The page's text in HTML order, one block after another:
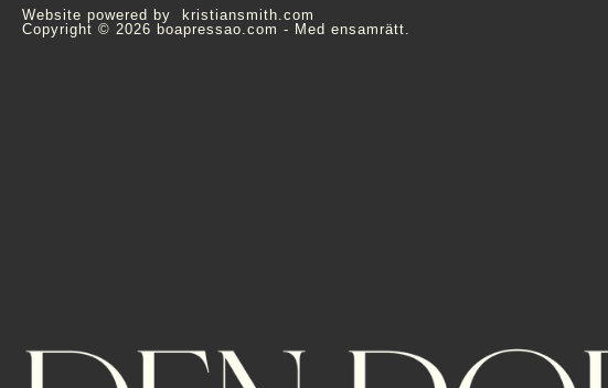
Website powered by
kristiansmith.com
Copyright © 2026 boapressao.com - Med ensamrätt.